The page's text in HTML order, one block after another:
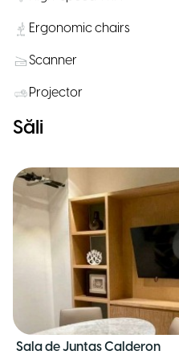
Ergonomic chairs
Scanner
Projector
Săli
Sala de Juntas Calderon